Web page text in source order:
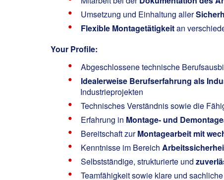
Umsetzung und Einhaltung aller
Flexible Montagetätigkeitan
Your Profile:
Abgeschlossene technische
Idealerweise Berufserfahrung als
Industrieprojekten
Technisches Verständnis sowie die
Erfahrung in Montage- und
Bereitschaft zurMontagearbeit mit
Kenntnisse im Bereich
Selbstständige, strukturierte und
Teamfähigkeit sowie klare und